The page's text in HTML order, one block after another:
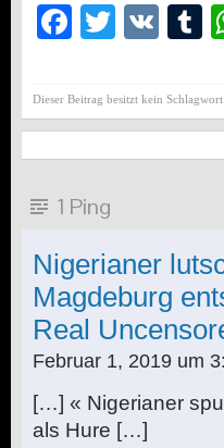
Twitter
VK
Dieser Beitrag besitzt kein Schlagwort
1 Ping
Nigerianer
Magdeburg
Real
Februar 1, 2019 um
[…] « Nigerianer
als Hure […]